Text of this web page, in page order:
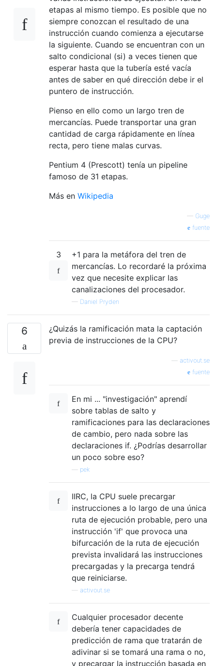
etapas al mismo tiempo. Es posible que no
siempre conozcan el resultado de una
instrucción cuando comienza a ejecutarse
la siguiente. Cuando se encuentran con un
salto condicional (si) a veces tienen que
esperar hasta que la tubería esté vacía
antes de saber en qué dirección debe ir el
puntero de instrucción.
Pienso en ello como un largo tren de
mercancías. Puede transportar una gran
cantidad de carga rápidamente en línea
recta, pero tiene malas curvas.
Pentium 4 (Prescott) tenía un pipeline
famoso de 31 etapas.
Más en Wikipedia
— Guge
fuente
3
+1 para la metáfora del tren de
mercancías. Lo recordaré la próxima
vez que necesite explicar las
canalizaciones del procesador.
— Daniel Pryden
6
¿Quizás la ramificación mata la captación
previa de instrucciones de la CPU?
activout.se
fuente
En mi ... "investigación" aprendí
sobre tablas de salto y
ramificaciones para las declaraciones
de cambio, pero nada sobre las
declaraciones if. ¿Podrías desarrollar
un poco sobre eso?
pek
IIRC, la CPU suele precargar
instrucciones a lo largo de una única
ruta de ejecución probable, pero una
instrucción 'if' que provoca una
bifurcación de la ruta de ejecución
prevista invalidará las instrucciones
precargadas y la precarga tendrá
que reiniciarse.
activout.se
Cualquier procesador decente
debería tener capacidades de
predicción de rama que tratarán de
adivinar si se tomará una rama o no,
y precargar la instrucción basada en